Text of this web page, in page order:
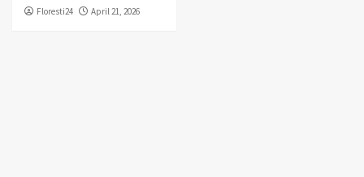
Floresti24 April 21, 2026